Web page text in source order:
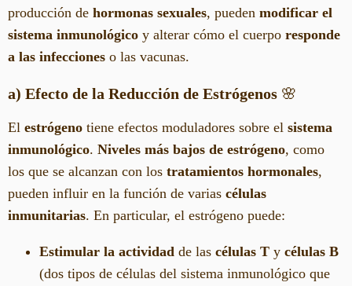
producción de hormonas sexuales, pueden modificar el
sistema inmunológico y alterar cómo el cuerpo responde
a las infecciones o las vacunas.
a) Efecto de la Reducción de Estrógenos 🌸
El estrógeno tiene efectos moduladores sobre el sistema
inmunológico. Niveles más bajos de estrógeno, como
los que se alcanzan con los tratamientos hormonales,
pueden influir en la función de varias células
inmunitarias. En particular, el estrógeno puede:
Estimular la actividad de las células T y células B
(dos tipos de células del sistema inmunológico que